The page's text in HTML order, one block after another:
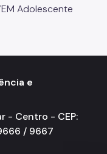
Adolescente
e
- Centro - CEP:
/ 9667